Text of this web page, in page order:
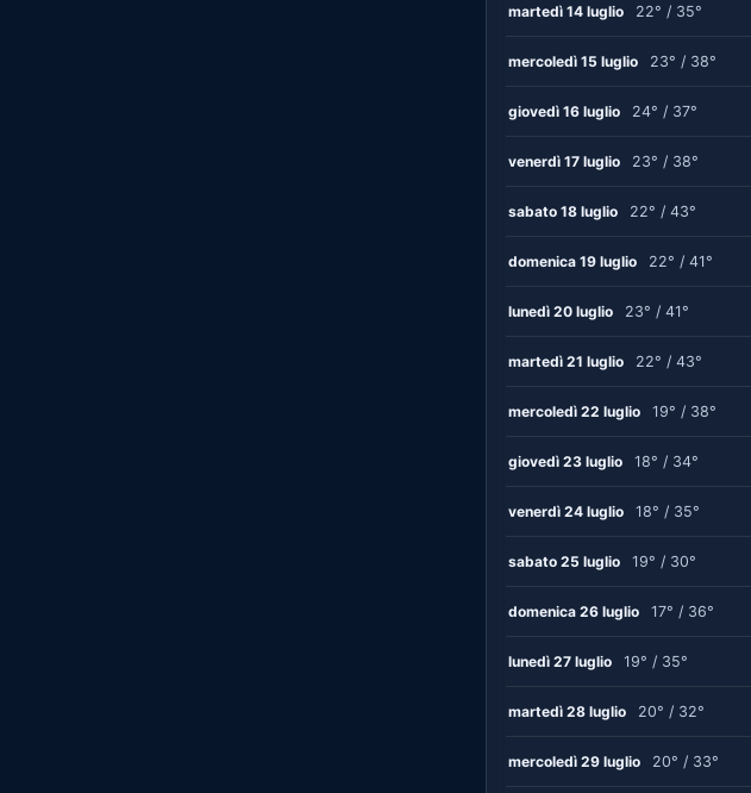
martedì 14 luglio 22° / 35°
mercoledì 15 luglio 23° / 38°
giovedì 16 luglio 24° / 37°
venerdì 17 luglio 23° / 38°
sabato 18 luglio 22° / 43°
domenica 19 luglio 22° / 41°
lunedì 20 luglio 23° / 41°
martedì 21 luglio 22° / 43°
mercoledì 22 luglio 19° / 38°
giovedì 23 luglio 18° / 34°
venerdì 24 luglio 18° / 35°
sabato 25 luglio 19° / 30°
domenica 26 luglio 17° / 36°
lunedì 27 luglio 19° / 35°
martedì 28 luglio 20° / 32°
mercoledì 29 luglio 20° / 33°